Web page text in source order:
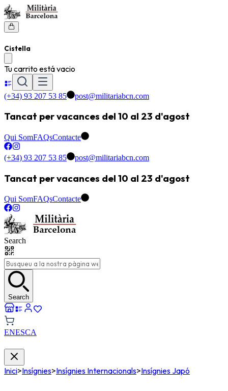
Cistella
Tu carrito está vacio
(+34) 93 207 53 85 post@militariabcn.com
Tancat per vacances del 10 al 23 d'agost
Qui SomFAQsContacte
(+34) 93 207 53 85 post@militariabcn.com
Tancat per vacances del 10 al 23 d'agost
Qui SomFAQsContacte
Search
Search
ENESCA
Inici>Insígnies>Insígnies Internacionals>Insígnies Japó